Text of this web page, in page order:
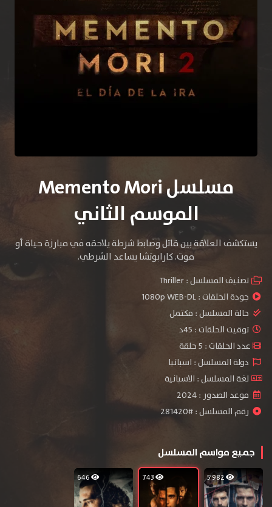
مسلسل Memento Mori
الموسم الثاني
يستكشف العلاقة بين قاتل وضابط شرطة يلاحقه في مبارزة حياة أو
موت. كارابوتشا يساعد الشرطي.
تصنيف المسلسل :Thriller
جودة الحلقات :1080p WEB-DL
حالة المسلسل : مكتمل
توقيت الحلقات : 45د
عدد الحلقات : 5 حلقة
دولة المسلسل : اسبانيا
لغة المسلسل : الاسبانية
موعد الصدور : 2024
رقم المسلسل : #281420
جميع مواسم المسلسل